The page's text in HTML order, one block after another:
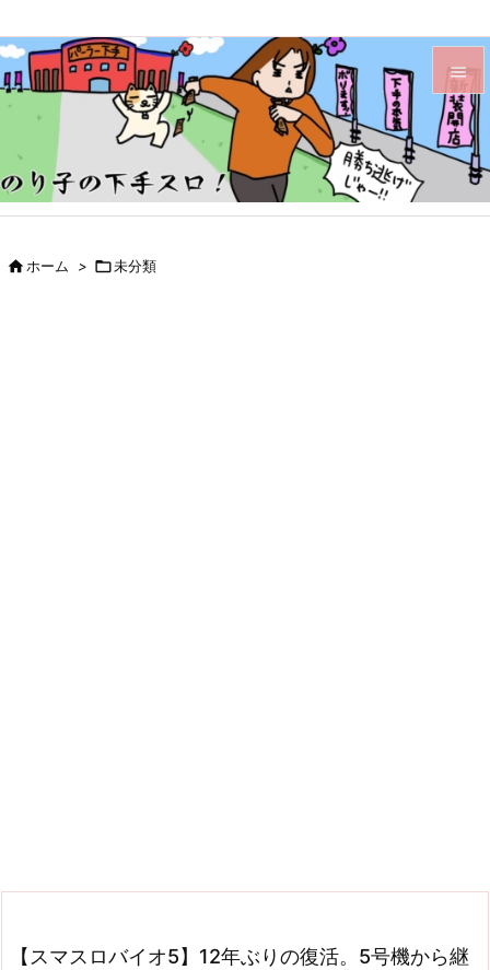


メニュ

サイド
ホーム > 未分類
【スマスロバイオ5】12年ぶりの復活。5号機から継